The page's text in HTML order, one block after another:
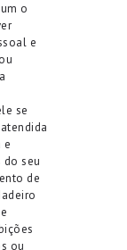
o
e
se
e
seu
de
ou